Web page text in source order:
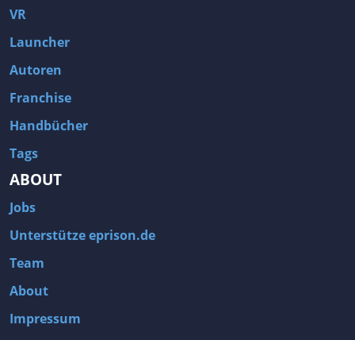
VR
Launcher
Autoren
Franchise
Handbücher
Tags
ABOUT
Jobs
Unterstütze eprison.de
Team
About
Impressum